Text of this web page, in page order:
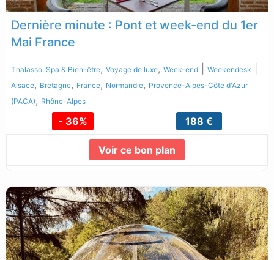
Dernière minute : Pont et week-end du 1er
Mai France
Thalasso, Spa & Bien-être, Voyage de luxe, Week-end| Weekendesk
Alsace, Bretagne, France, Normandie, Provence-Alpes-Côte d'Azur
(PACA), Rhône-Alpes
- 36% 188 €
Voir ce bon plan
Lire la suite...